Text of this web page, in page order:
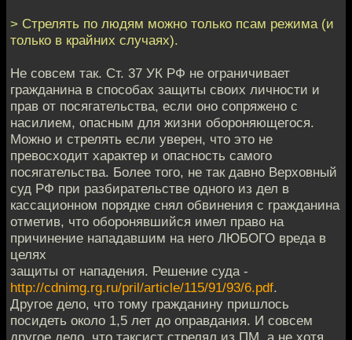
> Стрелять по людям можно только псам режима (и
только в крайних случаях).
Не совсем так. Ст. 37 УК РФ не ограничивает
гражданина в способах защиты своих личности и
прав от посягательства, если оно сопряжено с
насилием, опасным для жизни обороняющегося.
Можно и стрелять если уверен, что это не
превосходит характер и опасность самого
посягательства. Более того, не так давно Верховный
суд РФ при разбирательстве одного из дел в
кассационном порядке снял обвинения с гражданина
отметив, что оборонявшийся имел право на
причинение нападавшим на него ЛЮБОГО вреда в
целях
защиты от нападения. Решение суда -
http://cdnimg.rg.ru/pril/article/115/91/93/6.pdf.
Другое дело, что тому гражданину пришлось
посидеть около 1,5 лет до оправдания. И совсем